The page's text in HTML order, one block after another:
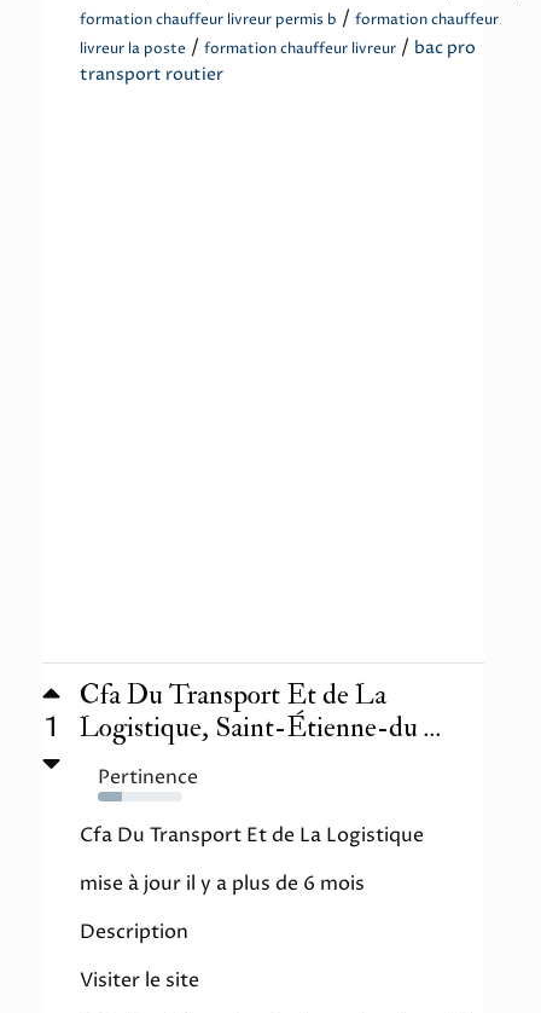
formation chauffeur livreur permis b / formation chauffeur
livreur la poste / formation chauffeur livreur / bac pro
transport routier
1
Cfa Du Transport Et de La
Logistique, Saint-Étienne-du ...
Pertinence
28%
Cfa Du Transport Et de La Logistique
mise à jour il y a plus de 6 mois
Description
Visiter le site